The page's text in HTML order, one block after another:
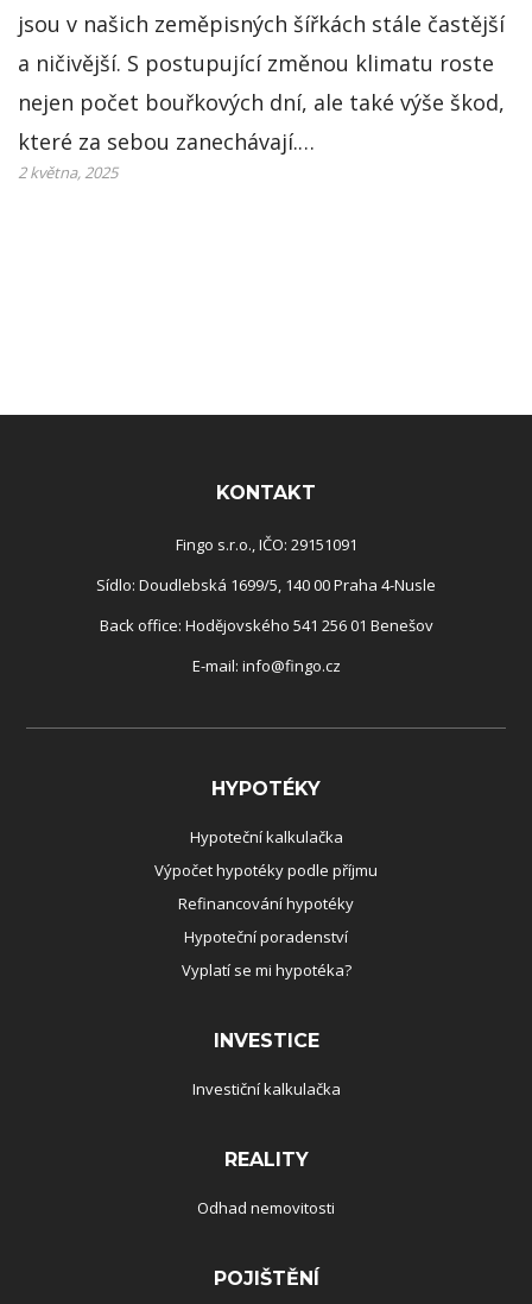
jsou v našich zeměpisných šířkách stále častější
a ničivější. S postupující změnou klimatu roste
nejen počet bouřkových dní, ale také výše škod,
které za sebou zanechávají.…
2 května, 2025
KONTAKT
Fingo s.r.o., IČO: 29151091
Sídlo: Doudlebská 1699/5, 140 00 Praha 4-Nusle
Back office: Hodějovského 541 256 01 Benešov
E-mail: info@fingo.cz
HYPOTÉKY
Hypoteční kalkulačka
Výpočet hypotéky podle příjmu
Refinancování hypotéky
Hypoteční poradenství
Vyplatí se mi hypotéka?
INVESTICE
Investiční kalkulačka
REALITY
Odhad nemovitosti
POJIŠTĚNÍ